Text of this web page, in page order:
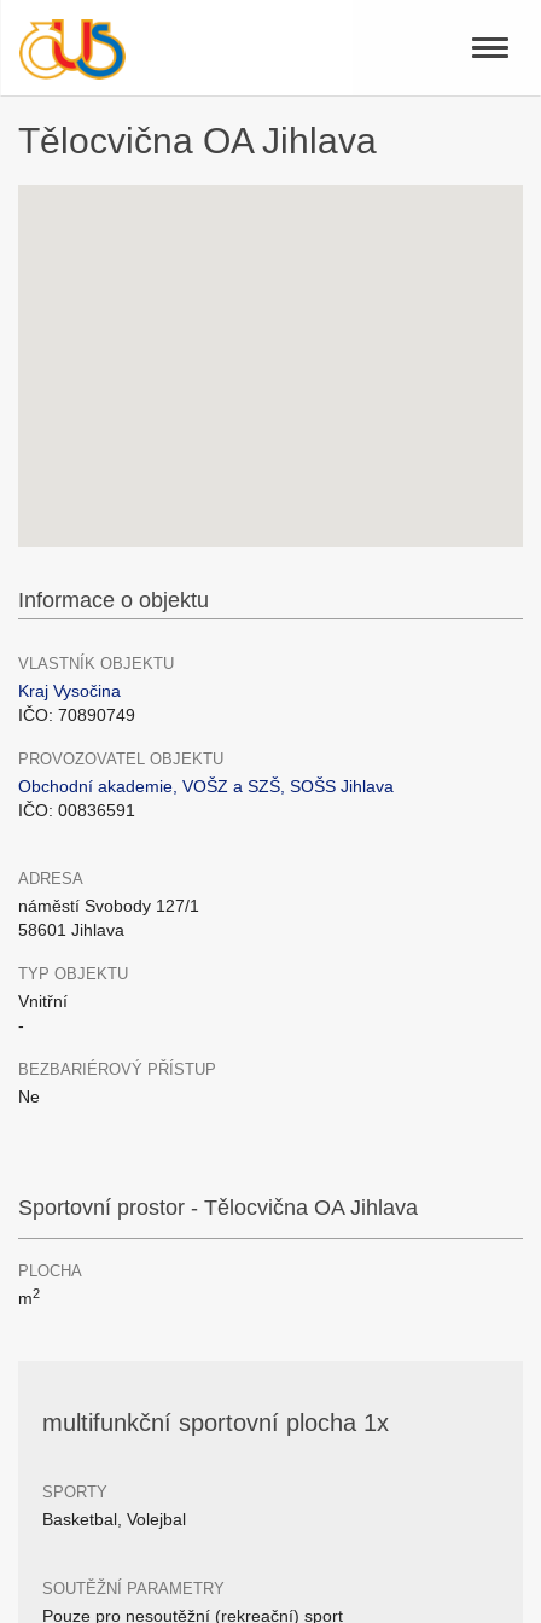
Toggle
Tělocvična OA Jihlava
Informace o objektu
VLASTNÍK OBJEKTU
Kraj Vysočina
IČO: 70890749
PROVOZOVATEL OBJEKTU
Obchodní akademie, VOŠZ a SZŠ, SOŠS Jihlava
IČO: 00836591
ADRESA
náměstí Svobody 127/1
58601 Jihlava
TYP OBJEKTU
Vnitřní
-
BEZBARIÉROVÝ PŘÍSTUP
Ne
Sportovní prostor - Tělocvična OA Jihlava
PLOCHA
m2
multifunkční sportovní plocha 1x
SPORTY
Basketbal, Volejbal
SOUTĚŽNÍ PARAMETRY
Pouze pro nesoutěžní (rekreační) sport